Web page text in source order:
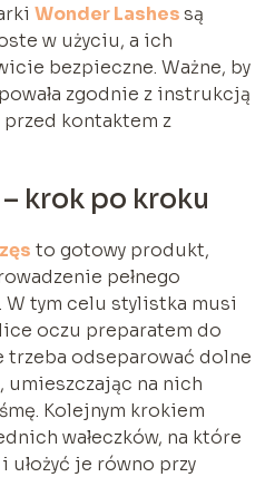
Wonder Lashessą
w użyciu, a ich
bezpieczne. Ważne, by
zgodnie z instrukcją
kontaktem z
krok po kroku
to gotowy produkt,
pełnego
tym celu stylistka musi
oczu preparatem do
trzeba odseparować dolne
umieszczając na nich
Kolejnym krokiem
wałeczków, na które
ułożyć je równo przy